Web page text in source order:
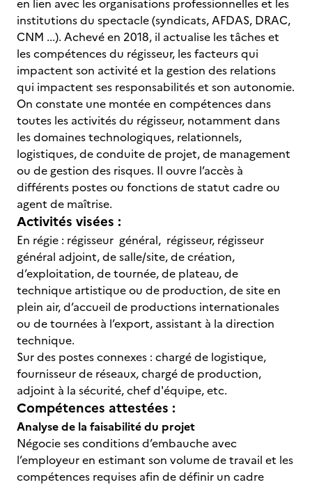
en lien avec les organisations professionnelles et les
institutions du spectacle (syndicats, AFDAS, DRAC,
CNM ...). Achevé en 2018, il actualise les tâches et
les compétences du régisseur, les facteurs qui
impactent son activité et la gestion des relations
qui impactent ses responsabilités et son autonomie.
On constate une montée en compétences dans
toutes les activités du régisseur, notamment dans
les domaines technologiques, relationnels,
logistiques, de conduite de projet, de management
ou de gestion des risques. Il ouvre l’accès à
différents postes ou fonctions de statut cadre ou
agent de maîtrise.
Activités visées :
En régie : régisseur général, régisseur, régisseur
général adjoint, de salle/site, de création,
d’exploitation, de tournée, de plateau, de
technique artistique ou de production, de site en
plein air, d’accueil de productions internationales
ou de tournées à l’export, assistant à la direction
technique.
Sur des postes connexes : chargé de logistique,
fournisseur de réseaux, chargé de production,
adjoint à la sécurité, chef d'équipe, etc.
Compétences attestées :
Analyse de la faisabilité du projet
Négocie ses conditions d’embauche avec
l’employeur en estimant son volume de travail et les
compétences requises afin de définir un cadre